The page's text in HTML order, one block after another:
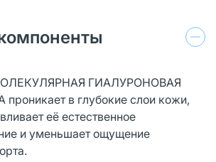
ГИАЛУРОНОВАЯ
в глубокие слои кожи,
её естественное
и уменьшает ощущение